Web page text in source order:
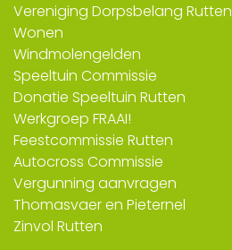
Vereniging Dorpsbelang Rutten
Wonen
Windmolengelden
Speeltuin Commissie
Donatie Speeltuin Rutten
Werkgroep FRAAI!
Feestcommissie Rutten
Autocross Commissie
Vergunning aanvragen
Thomasvaer en Pieternel
Zinvol Rutten